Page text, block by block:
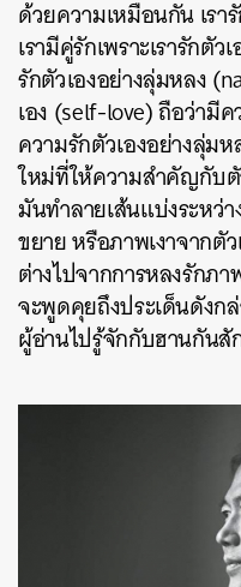
ด้วยความเหมือนกัน เรา
เรามีคู่รักเพราะเรารักตั
รักตัวเองอย่างลุ่มหลง
เอง (self-love) ถือว่ามี
ความรักตัวเองอย่างลุ่ม
ใหม่ที่ให้ความสำคัญกับตั
มันทำลายเส้นแบ่งระหว่
ขยาย หรือภาพเงาจากตัว
ต่างไปจากการหลงรักภ
จะพูดคุยถึงประเด็นดังก
ผู้อ่านไปรู้จักกับฮานกันสั